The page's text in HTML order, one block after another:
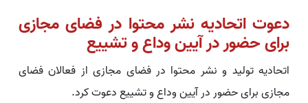
دعوت اتحادیه نشر محتوا در فضای مجازی
برای حضور در آیین وداع و تشییع
اتحادیه تولید و نشر محتوا در فضای مجازی از فعالان فضای
مجازی برای حضور در آیین وداع و تشییع دعوت کرد.